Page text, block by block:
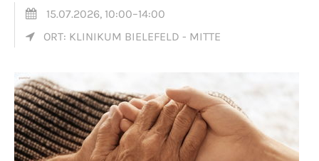
Anmelden
Register|Lost your password?
15.07.2026, 10:00–14:00
ORT: KLINIKUM BIELEFELD - MITTE